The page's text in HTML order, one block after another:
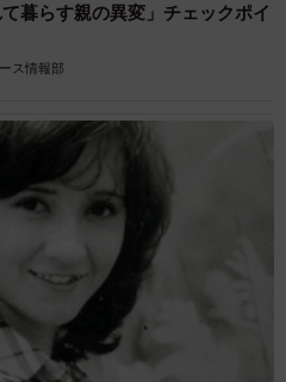
暮らす親の異変」チェックポイ
ス情報部